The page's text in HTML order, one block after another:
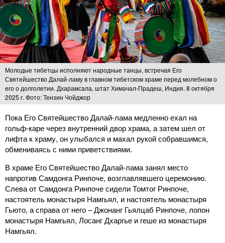
Молодые тибетцы исполняют народные танцы, встречая Его
Святейшество Далай-ламу в главном тибетском храме перед молебном о
его о долголетии. Дхарамсала, штат Химачал-Прадеш, Индия. 8 октября
2025 г. Фото: Тензин Чойджор
Пока Его Святейшество Далай-лама медленно ехал на
гольф-каре через внутренний двор храма, а затем шел от
лифта к храму, он улыбался и махал рукой собравшимся,
обмениваясь с ними приветствиями.
В храме Его Святейшество Далай-лама занял место
напротив Самдонга Ринпоче, возглавлявшего церемонию.
Слева от Самдонга Ринпоче сидели Томтог Ринпоче,
настоятель монастыря Намгьял, и настоятель монастыря
Гьюто, а справа от него – Джонанг Гьялцаб Ринпоче, лопон
монастыря Намгьял, Лосанг Дхаргье и геше из монастыря
Намгьял.